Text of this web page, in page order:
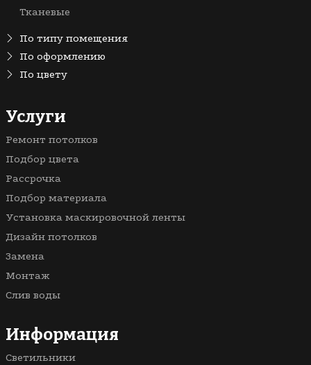
Тканевые
По типу помещения
На кухню
В прихожую
В гостиную
В коридор
В детскую
В санузел (туалет)
В комнату
По оформлению
Одноуровневые
С трековыми светильниками
Двухуровневые
С подсветкой
Многоуровневые
Со световыми линиями
По цвету
Белые
Услуги
Ремонт потолков
Подбор цвета
Рассрочка
Подбор материала
Установка маскировочной ленты
Дизайн потолков
Замена
Монтаж
Слив воды
Информация
Светильники